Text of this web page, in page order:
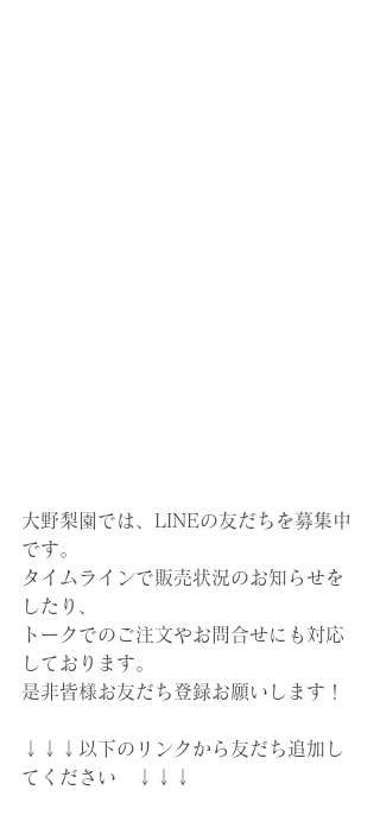
大野梨園では、LINEの友だちを募集中
です。
タイムラインで販売状況のお知らせを
したり、
トークでのご注文やお問合せにも対応
しております。
是非皆様お友だち登録お願いします！
↓↓↓以下のリンクから友だち追加し
てください　↓↓↓